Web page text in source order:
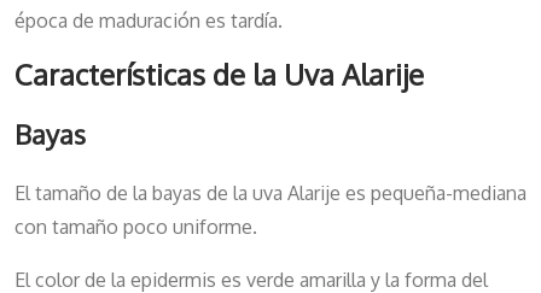
época de maduración es tardía.
Características de la Uva Alarije
Bayas
El tamaño de la bayas de la uva Alarije es pequeña-mediana
con tamaño poco uniforme.
El color de la epidermis es verde amarilla y la forma del